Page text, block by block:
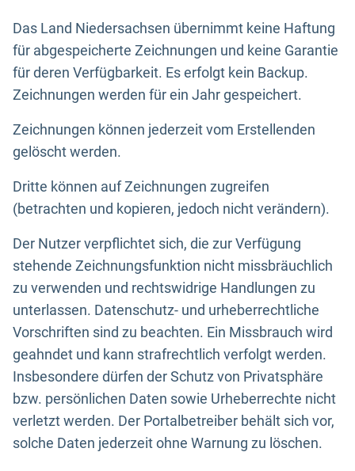
Das Land Niedersachsen übernimmt keine Haftung
für abgespeicherte Zeichnungen und keine Garantie
für deren Verfügbarkeit. Es erfolgt kein Backup.
Zeichnungen werden für ein Jahr gespeichert.
Zeichnungen können jederzeit vom Erstellenden
gelöscht werden.
Dritte können auf Zeichnungen zugreifen
(betrachten und kopieren, jedoch nicht verändern).
Der Nutzer verpflichtet sich, die zur Verfügung
stehende Zeichnungsfunktion nicht missbräuchlich
zu verwenden und rechtswidrige Handlungen zu
unterlassen. Datenschutz- und urheberrechtliche
Vorschriften sind zu beachten. Ein Missbrauch wird
geahndet und kann strafrechtlich verfolgt werden.
Insbesondere dürfen der Schutz von Privatsphäre
bzw. persönlichen Daten sowie Urheberrechte nicht
verletzt werden. Der Portalbetreiber behält sich vor,
solche Daten jederzeit ohne Warnung zu löschen.